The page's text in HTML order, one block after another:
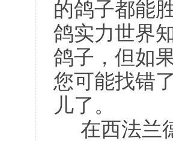
的鸽子都能
鸽实力世界
鸽子，但如
您可能找错
儿了。
在西法兰